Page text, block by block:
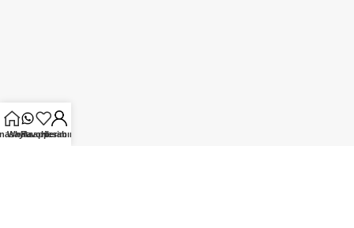
Whatsapp
Favorilerim
Hesabım